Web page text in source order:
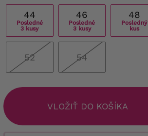
44
Posledné
3 kusy
46
Posledné
3 kusy
48
Posledný
kus
52 54
VLOŽIŤ DO KOŠÍKA